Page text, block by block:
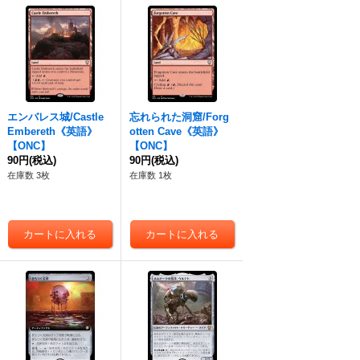
エンバレス城/Castle
Embereth《英語》
【ONC】
90円(税込)
在庫数 3枚
忘れられた洞窟/Forg
otten Cave《英語》
【ONC】
90円(税込)
在庫数 1枚